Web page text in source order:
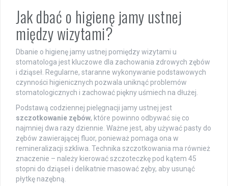
Jak dbać o higienę jamy ustnej
między wizytami?
Dbanie o higienę jamy ustnej pomiędzy wizytami u
stomatologa jest kluczowe dla zachowania zdrowych zębów
i dziąseł. Regularne, staranne wykonywanie podstawowych
czynności higienicznych pozwala uniknąć problemów
stomatologicznych i zachować piękny uśmiech na dłużej.
Podstawą codziennej pielęgnacji jamy ustnej jest
szczotkowanie zębów, które powinno odbywać się co
najmniej dwa razy dziennie. Ważne jest, aby używać pasty do
zębów zawierającej fluor, ponieważ pomaga ona w
remineralizacji szkliwa. Technika szczotkowania ma również
znaczenie – należy kierować szczoteczkę pod kątem 45
stopni do dziąseł i delikatnie masować zęby, aby usunąć
płytkę nazębną.